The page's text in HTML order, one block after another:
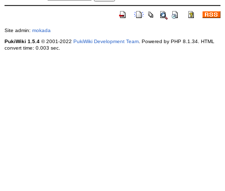
Site admin: mokada
PukiWiki 1.5.4© 2001-2022 PukiWiki Development Team. Powered by PHP 8.1.34. HTML
convert time: 0.003 sec.